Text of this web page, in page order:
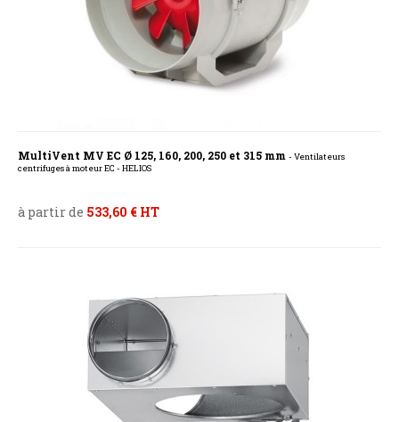
MultiVent MV EC Ø 125, 160, 200, 250 et 315 mm - Ventilateurs
centrifuges à moteur EC - HELIOS
à partir de 533,60 € HT